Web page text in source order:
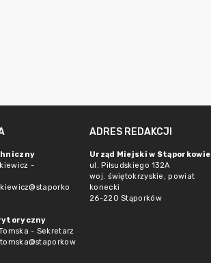
-
- Sekretarz
ADRES REDAKCJI
Urząd Miejski w Stąporkowie
ul. Piłsudskiego 132A
woj. świętokrzyskie, powiat
konecki
26-220 Stąporków